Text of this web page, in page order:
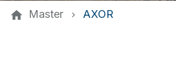
Master AXOR